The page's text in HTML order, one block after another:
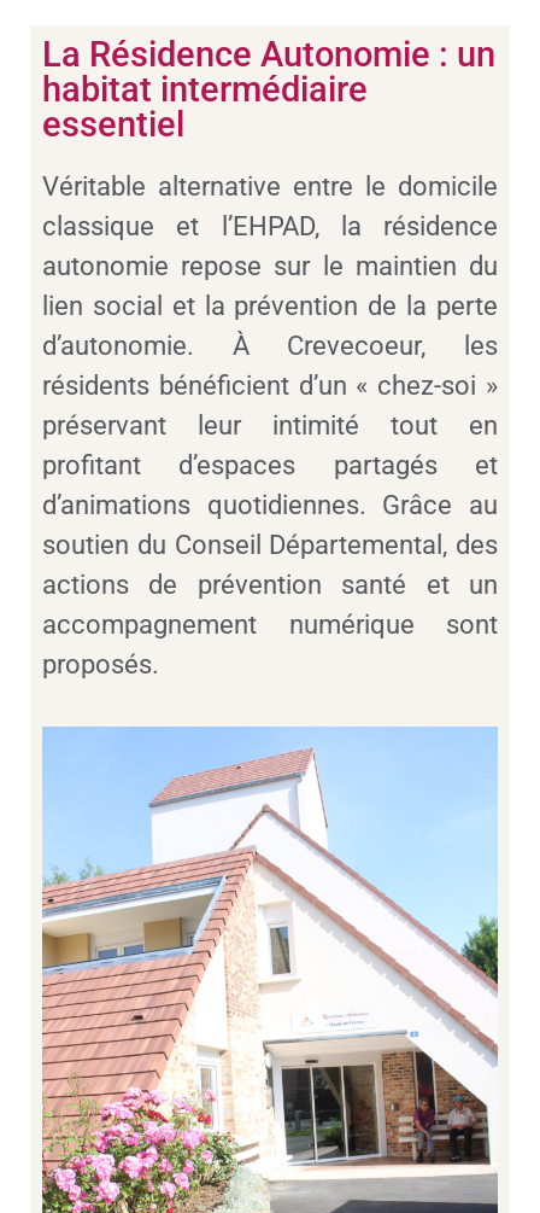
La Résidence Autonomie : un
habitat intermédiaire
essentiel
Véritable alternative entre le domicile
classique et l’EHPAD, la résidence
autonomie repose sur le maintien du
lien social et la prévention de la perte
d’autonomie. À Crevecoeur, les
résidents bénéficient d’un « chez-soi »
préservant leur intimité tout en
profitant d’espaces partagés et
d’animations quotidiennes. Grâce au
soutien du Conseil Départemental, des
actions de prévention santé et un
accompagnement numérique sont
proposés.